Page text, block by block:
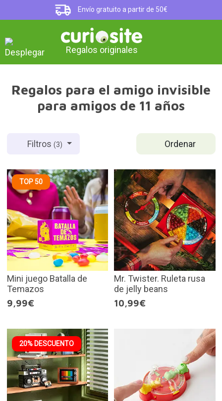
Envío gratuito a partir de 50€
Regalos originales
Regalos para el amigo invisible
para amigos de 11 años
Ordenar
Filtros(3)
TOP 50
Mini juego Batalla de
Temazos
9,99€
Mr. Twister. Ruleta rusa
de jelly beans
10,99€
20% DESCUENTO